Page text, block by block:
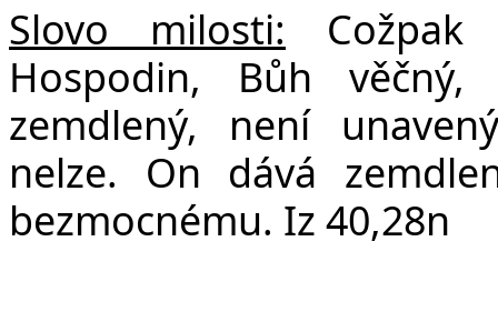
Slovo milosti: Cožpak
Hospodin, Bůh
zemdlený, není
nelze. On dává
bezmocnému. Iz 40,28n